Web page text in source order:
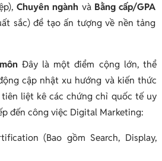
Chuyên ngành và Bằng cấp/GPA
sắc) để tạo ấn tượng về nền tảng
Đây là một điểm cộng lớn, thể
cập nhật xu hướng và kiến thức
tiên liệt kê các chứng chỉ quốc tế uy
đến công việc Digital Marketing:
(Bao gồm Search, Display,